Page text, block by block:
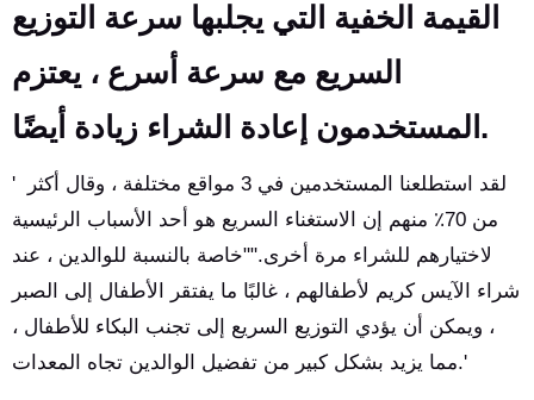
القيمة الخفية التي يجلبها سرعة التوزيع
السريع مع سرعة أسرع ، يعتزم
المستخدمون إعادة الشراء زيادة أيضًا.
' لقد استطلعنا المستخدمين في 3 مواقع مختلفة ، وقال أكثر
من 70٪ منهم إن الاستغناء السريع هو أحد الأسباب الرئيسية
لاختيارهم للشراء مرة أخرى.""خاصة بالنسبة للوالدين ، عند
شراء الآيس كريم لأطفالهم ، غالبًا ما يفتقر الأطفال إلى الصبر
، ويمكن أن يؤدي التوزيع السريع إلى تجنب البكاء للأطفال ،
مما يزيد بشكل كبير من تفضيل الوالدين تجاه المعدات.'